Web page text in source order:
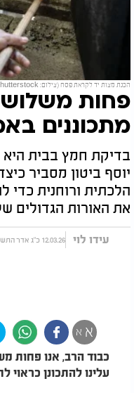
הכנת מצות יד לקראת פסח (צילום: David Cohen 156/shutterstock)
פחות
מתכוננים
בדיקת חמץ בבית
יוסף ביטון מסביר
הלכתית ורוחנית כדי
את האורות הגדולים
עידו לוי 12.03.26 כ"ג אדר התשפ"ו
א א
כבוד הרב, אנו פחות
עלינו להתכונן כראוי